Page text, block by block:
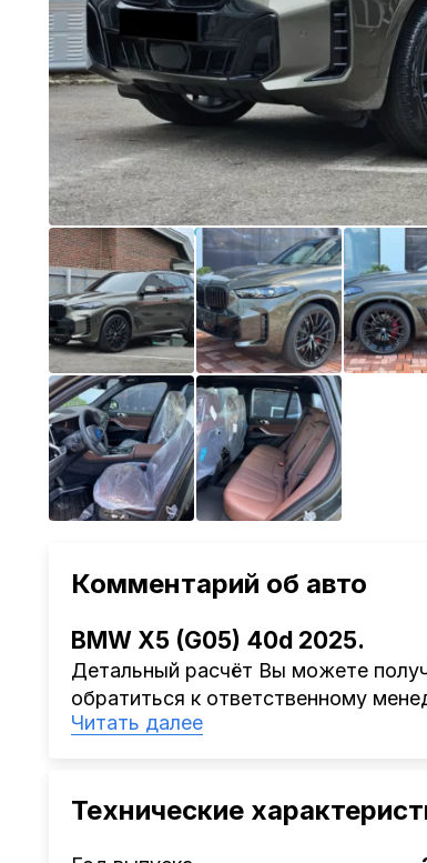
Комментарий об авто
BMW X5 (G05) 40d 2025.
Детальный расчёт Вы можете
обратиться к ответственному
Наша компания
проверка автомобиля, полное
Читать далее
Технические